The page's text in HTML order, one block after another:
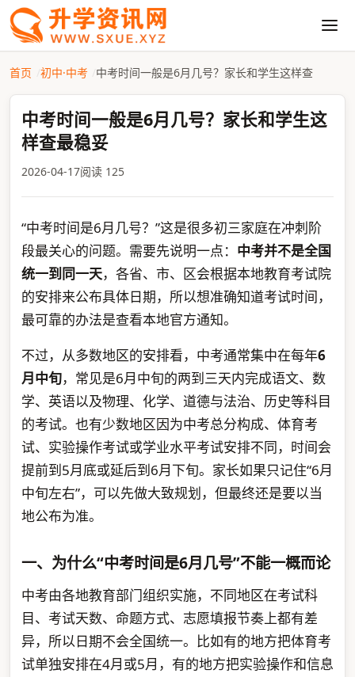
首页 初中·中考 中考时间一般是6月几号？家长和学生这样查
中考时间一般是6月几号？家长和学生这
样查最稳妥
2026-04-17阅读 125
“中考时间是6月几号？”这是很多初三家庭在冲刺阶
段最关心的问题。需要先说明一点： 中考并不是全国
统一到同一天，各省、市、区会根据本地教育考试院
的安排来公布具体日期，所以想准确知道考试时间，
最可靠的办法是查看本地官方通知。
不过，从多数地区的安排看，中考通常集中在每年6
月中旬，常见是6月中旬的两到三天内完成语文、数
学、英语以及物理、化学、道德与法治、历史等科目
的考试。也有少数地区因为中考总分构成、体育考
试、实验操作考试或学业水平考试安排不同，时间会
提前到5月底或延后到6月下旬。家长如果只记住“6月
中旬左右”，可以先做大致规划，但最终还是要以当
地公布为准。
一、为什么“中考时间是6月几号”不能一概而论
中考由各地教育部门组织实施，不同地区在考试科
目、考试天数、命题方式、志愿填报节奏上都有差
异，所以日期不会全国统一。比如有的地方把体育考
试单独安排在4月或5月，有的地方把实验操作和信息